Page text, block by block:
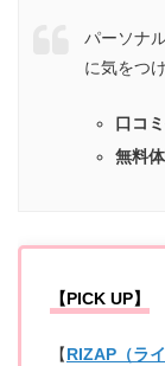
パーソナ
に気をつ
口コ
無料
【PICK UP】
【RIZAP（ライ